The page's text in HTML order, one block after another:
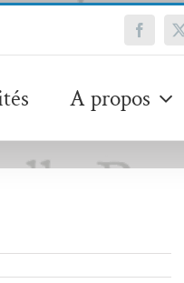
A propos